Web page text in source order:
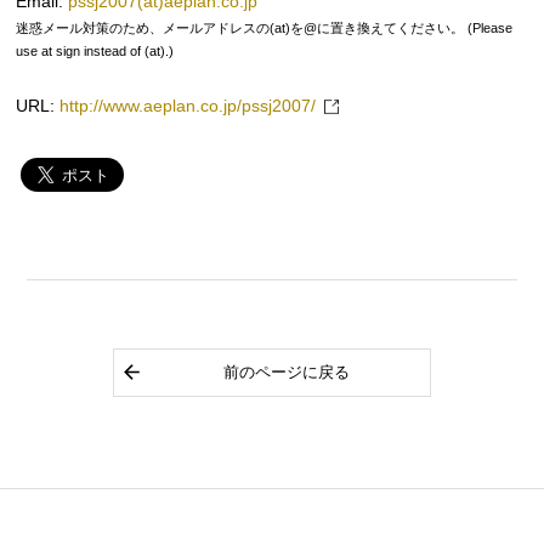
迷惑メール対策のため、メールアドレスの(at)を@に置き換えてください。 (Please
use at sign instead of (at).)
URL: http://www.aeplan.co.jp/pssj2007/
前のページに戻る